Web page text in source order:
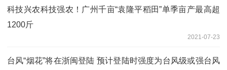
科技兴农科技强农！广州千亩“袁隆平稻田”单季亩产最高超
1200斤
2021-07-23
台风“烟花”将在浙闽登陆 预计登陆时强度为台风级或强台风